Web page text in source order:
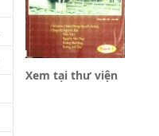
Xem tại thư viện